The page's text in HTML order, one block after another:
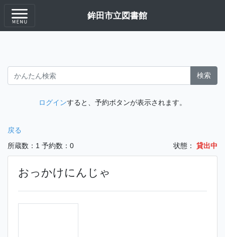
鉾田市立図書館
検索
ログインすると、予約ボタンが表示されます。
戻る
所蔵数：1 予約数：0 状態： 貸出中
おっかけにんじゃ